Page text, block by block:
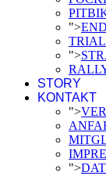
">
TRIAL
">
STORY
KONTAKT
">
">